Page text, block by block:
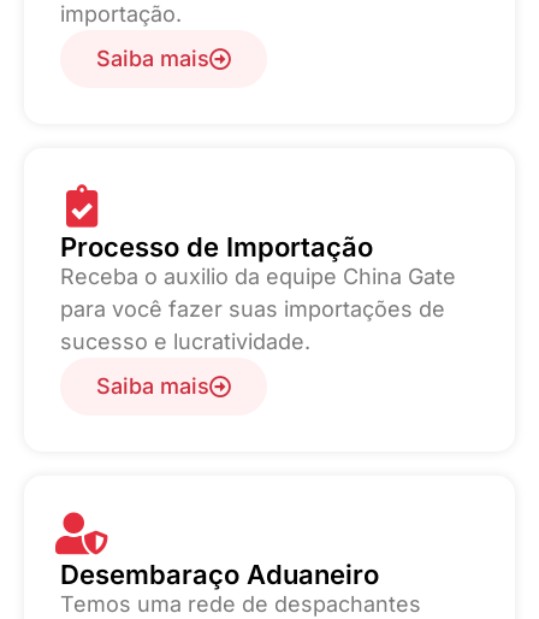
importação.
Saiba mais
Processo de Importação
Receba o auxilio da equipe China Gate
para você fazer suas importações de
sucesso e lucratividade.
Saiba mais
Desembaraço Aduaneiro
Temos uma rede de despachantes